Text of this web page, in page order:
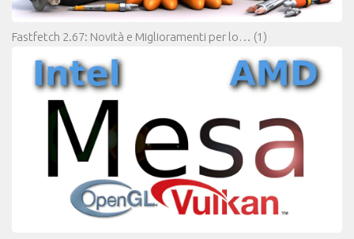
Fastfetch 2.67: Novità e Miglioramenti per lo… (1)